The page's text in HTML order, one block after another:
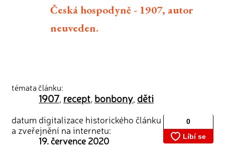
Česká hospodyně - 1907, autor
neuveden.
témata článku:
1907 recept bonbony děti
datum digitalizace historického článku
a zveřejnění na internetu:
19. července 2020